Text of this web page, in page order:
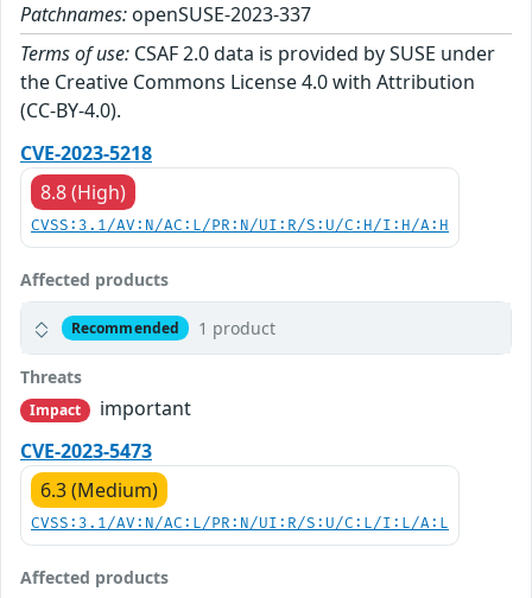
Patchnames: openSUSE-2023-337
Terms of use: CSAF 2.0 data is provided by SUSE under
the Creative Commons License 4.0 with Attribution
(CC-BY-4.0).
CVE-2023-5218
8.8 (High)
CVSS:3.1/AV:N/AC:L/PR:N/UI:R/S:U/C:H/I:H/A:H
Affected products
Recommended 1 product
Threats
Impact
important
CVE-2023-5473
6.3 (Medium)
CVSS:3.1/AV:N/AC:L/PR:N/UI:R/S:U/C:L/I:L/A:L
Affected products